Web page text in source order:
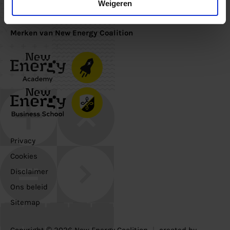
Weigeren
Merken van New Energy Coalition
Privacy
Cookies
Disclaimer
Ons beleid
Sitemap